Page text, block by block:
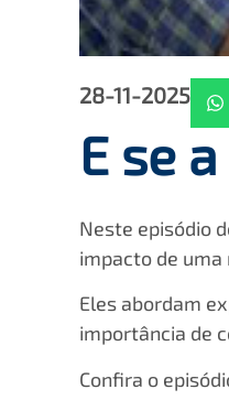
28-11-2025
E se
Neste episódio
impacto de uma
Eles abordam
importância de
Confira o